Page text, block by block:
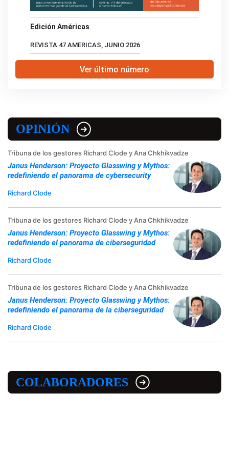
Edición Américas
REVISTA 47 AMERICAS, JUNIO 2026
Ver último número
OPINIÓN
Tribuna de los gestores Richard Clode y Ana Chkhikvadze
Janus Henderson: Proyecto Glasswing y Mythos:
redefiniendo el panorama de cybersecurity
Richard Clode
Tribuna de los gestores Richard Clode y Ana Chkhikvadze
Janus Henderson: Proyecto Glasswing y Mythos:
redefiniendo el panorama de ciberseguridad
Richard Clode
Tribuna de los gestores Richard Clode y Ana Chkhikvadze
Janus Henderson: Proyecto Glasswing y Mythos:
redefiniendo el panorama de la ciberseguridad
Richard Clode
COLABORADORES